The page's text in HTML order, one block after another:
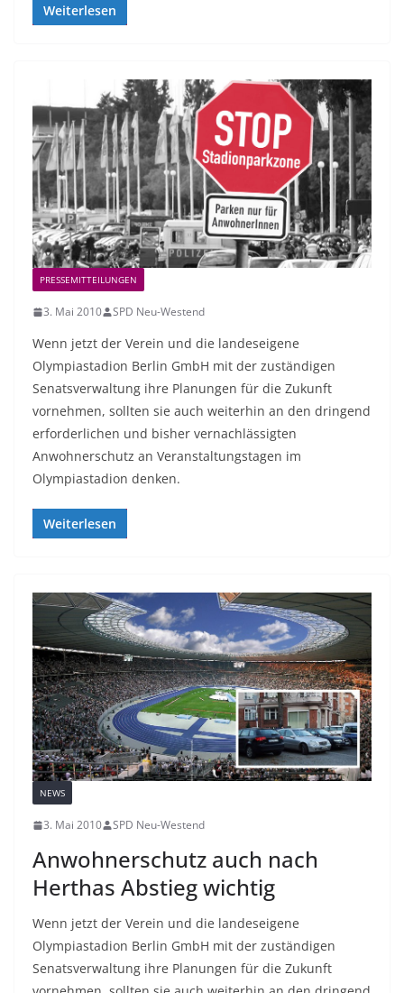
Weiterlesen
PRESSEMITTEILUNGEN
3. Mai 2010 SPD Neu-Westend
Wenn jetzt der Verein und die landeseigene
Olympiastadion Berlin GmbH mit der zuständigen
Senatsverwaltung ihre Planungen für die Zukunft
vornehmen, sollten sie auch weiterhin an den dringend
erforderlichen und bisher vernachlässigten
Anwohnerschutz an Veranstaltungstagen im
Olympiastadion denken.
Weiterlesen
NEWS
3. Mai 2010 SPD Neu-Westend
Anwohnerschutz auch nach
Herthas Abstieg wichtig
Wenn jetzt der Verein und die landeseigene
Olympiastadion Berlin GmbH mit der zuständigen
Senatsverwaltung ihre Planungen für die Zukunft